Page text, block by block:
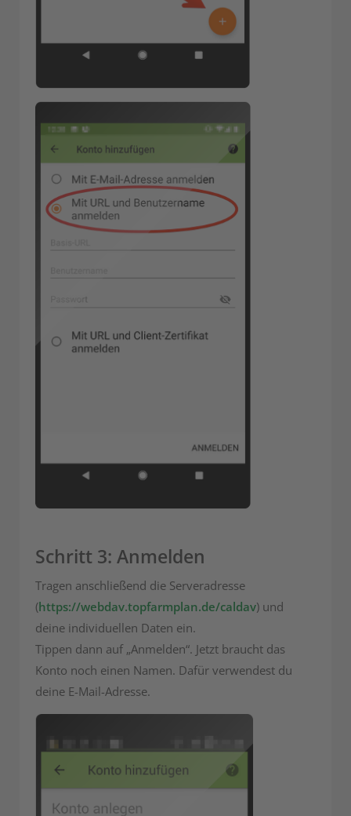
Schritt 3: Anmelden
Tragen anschließend die Serveradresse
(https://webdav.topfarmplan.de/caldav) und
deine individuellen Daten ein.
Tippen dann auf „Anmelden“. Jetzt braucht das
Konto noch einen Namen. Dafür verwendest du
deine E-Mail-Adresse.